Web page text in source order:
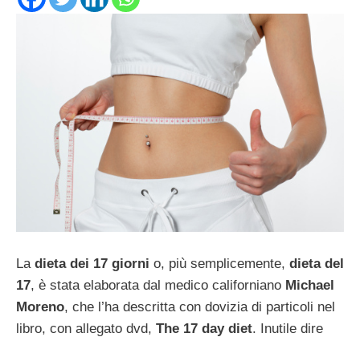
La dieta dei 17 giorni o, più semplicemente, dieta del
17, è stata elaborata dal medico californiano Michael
Moreno, che l’ha descritta con dovizia di particoli nel
libro, con allegato dvd, The 17 day diet. Inutile dire